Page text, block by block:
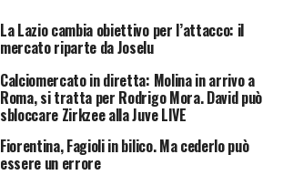
La Lazio cambia obiettivo per l’attacco: il
mercato riparte da Joselu
Calciomercato in diretta: Molina in arrivo a
Roma, si tratta per Rodrigo Mora. David può
sbloccare Zirkzee alla Juve LIVE
Fiorentina, Fagioli in bilico. Ma cederlo può
essere un errore